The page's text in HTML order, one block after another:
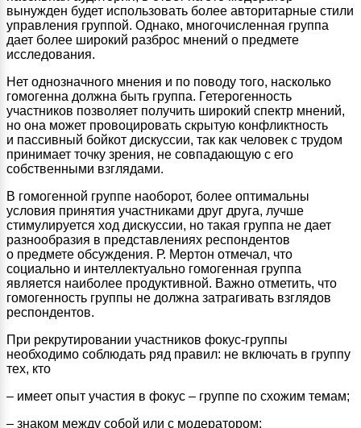
вынужден будет использовать более авторитарные стили
управления группой. Однако, многочисленная группа
дает более широкий разброс мнений о предмете
исследования.
Нет однозначного мнения и по поводу того, насколько
гомогенна должна быть группа. Гетерогенность
участников позволяет получить широкий спектр мнений,
но она может провоцировать скрытую конфликтность
и пассивный бойкот дискуссии, так как человек с трудом
принимает точку зрения, не совпадающую с его
собственными взглядами.
В гомогенной группе наоборот, более оптимальны
условия принятия участниками друг друга, лучше
стимулируется ход дискуссии, но такая группа не дает
разнообразия в представлениях респондентов
о предмете обсуждения. Р. Мертон отмечал, что
социально и интеллектуально гомогенная группа
является наиболее продуктивной. Важно отметить, что
гомогенность группы не должна затрагивать взглядов
респондентов.
При рекрутировании участников фокус-группы
необходимо соблюдать ряд правил: не включать в группу
тех, кто
– имеет опыт участия в фокус – группе по схожим темам;
– знаком между собой или с модератором;